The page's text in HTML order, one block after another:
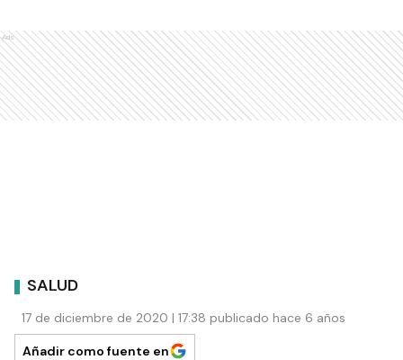
Ads
SALUD
17 de diciembre de 2020 | 17:38 publicado hace 6 años
Añadir como fuente en